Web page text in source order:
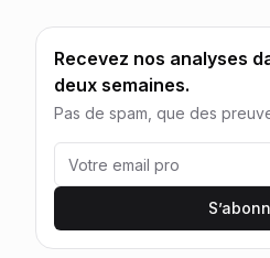
Recevez nos analyses
deux semaines.
Pas de spam, que des